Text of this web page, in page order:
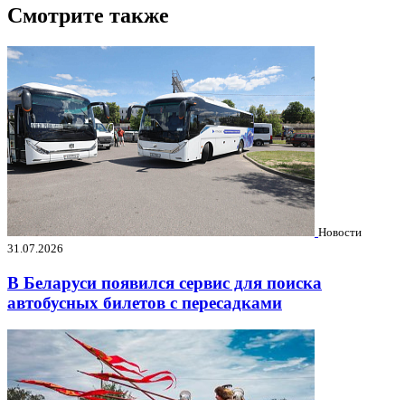
Смотрите также
Новости
31.07.2026
В Беларуси появился сервис для поиска
автобусных билетов с пересадками